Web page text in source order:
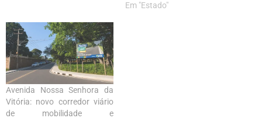
Em "Estado"
Avenida Nossa Senhora da
Vitória: novo corredor viário
de mobilidade e